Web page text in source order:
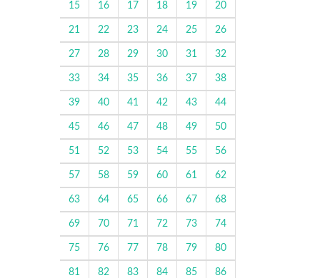
15 16 17 18 19 20
21 22 23 24 25 26
27 28 29 30 31 32
33 34 35 36 37 38
39 40 41 42 43 44
45 46 47 48 49 50
51 52 53 54 55 56
57 58 59 60 61 62
63 64 65 66 67 68
69 70 71 72 73 74
75 76 77 78 79 80
81 82 83 84 85 86